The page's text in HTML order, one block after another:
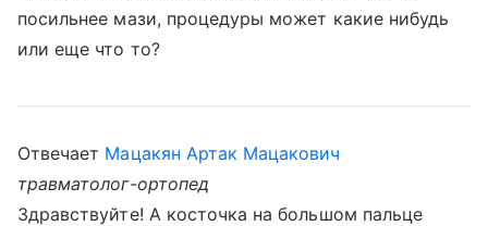
посильнее мази, процедуры может какие нибудь
или еще что то?
Отвечает Мацакян Артак Мацакович
травматолог-ортопед
Здравствуйте! А косточка на большом пальце